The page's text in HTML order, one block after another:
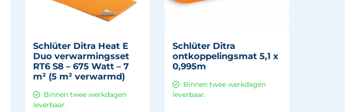
Schlüter Ditra Heat E
Duo verwarmingsset
RT6 S8 – 675 Watt – 7
m² (5 m² verwarmd)
Binnen twee werkdagen
leverbaar.
Schlüter Ditra
ontkoppelingsmat 5,1 x
0,995m
Binnen twee werkdagen
leverbaar.